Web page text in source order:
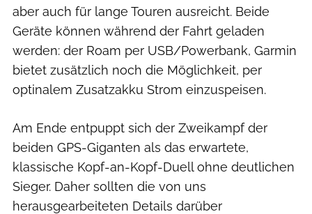
aber auch für lange Touren ausreicht. Beide
Geräte können während der Fahrt geladen
werden: der Roam per USB/Powerbank, Garmin
bietet zusätzlich noch die Möglichkeit, per
optinalem Zusatzakku Strom einzuspeisen.
Am Ende entpuppt sich der Zweikampf der
beiden GPS-Giganten als das erwartete,
klassische Kopf-an-Kopf-Duell ohne deutlichen
Sieger. Daher sollten die von uns
herausgearbeiteten Details darüber